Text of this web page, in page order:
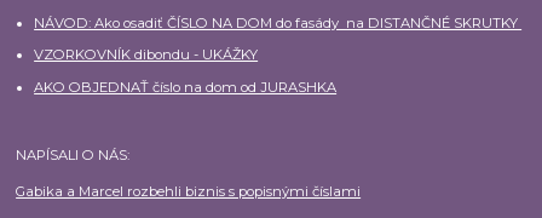
NÁVOD: Ako osadiť ČÍSLO NA DOM do fasády na DISTANČNÉ SKRUTKY
VZORKOVNÍK dibondu - UKÁŽKY
AKO OBJEDNAŤ číslo na dom od JURASHKA
NAPÍSALI O NÁS:
Gabika a Marcel rozbehli biznis s popisnými číslami